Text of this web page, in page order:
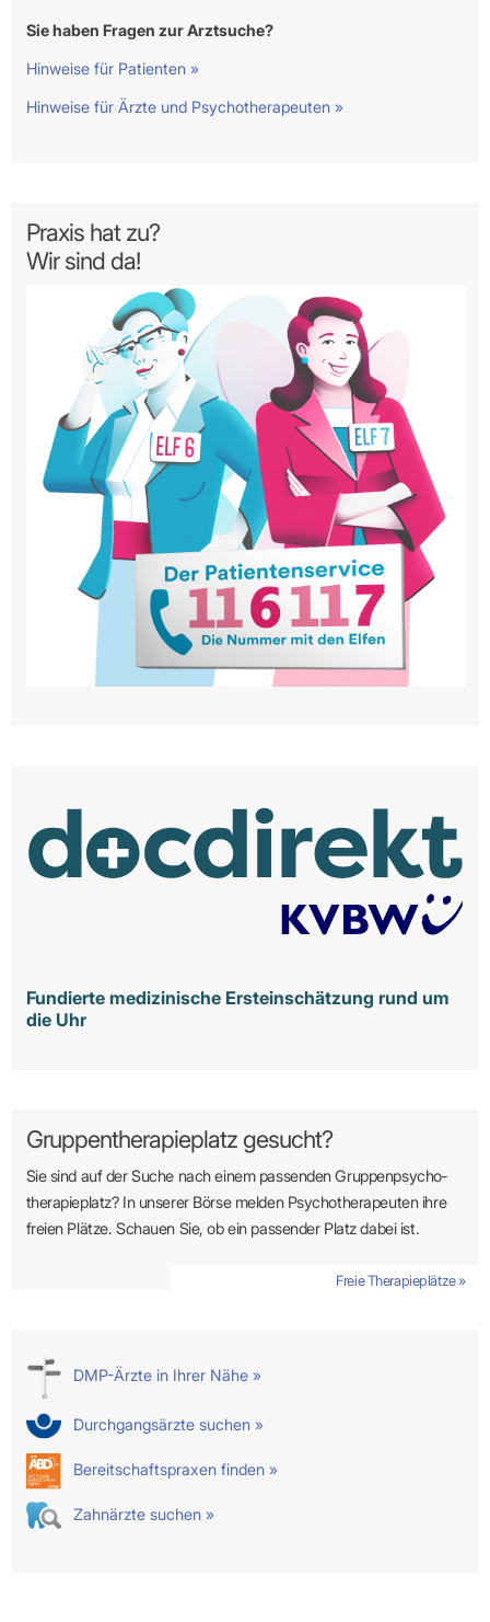
Sie haben Fragen zur Arztsuche?
Hinweise für Patienten »
Hinweise für Ärzte und Psychotherapeuten »
Praxis hat zu?
Wir sind da!
Fundierte medizinische Ersteinschätzung rund um
die Uhr
Gruppentherapieplatz gesucht?
Sie sind auf der Suche nach einem passenden Gruppen­psycho­
therapie­platz? In unserer Börse melden Psycho­­thera­­peuten ihre
freien Plätze. Schauen Sie, ob ein passender Platz dabei ist.
Freie Therapieplätze »
DMP-Ärzte in Ihrer Nähe »
Durchgangsärzte suchen »
Bereitschaftspraxen finden »
Zahnärzte suchen »